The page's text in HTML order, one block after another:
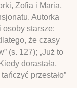
Zofia i Maria,
Autorka
osoby starsze:
że czasy
(s. 127); „Już to
dorastała,
przestało”